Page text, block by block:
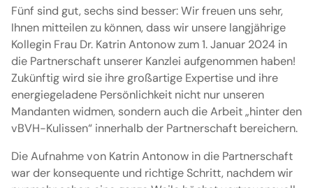
Fünf sind gut, sechs sind besser: Wir freuen uns sehr,
Ihnen mitteilen zu können, dass wir unsere langjährige
Kollegin Frau Dr. Katrin Antonow zum 1. Januar 2024 in
die Partnerschaft unserer Kanzlei aufgenommen haben!
Zukünftig wird sie ihre großartige Expertise und ihre
energiegeladene Persönlichkeit nicht nur unseren
Mandanten widmen, sondern auch die Arbeit „hinter den
vBVH-Kulissen“ innerhalb der Partnerschaft bereichern.
Die Aufnahme von Katrin Antonow in die Partnerschaft
war der konsequente und richtige Schritt, nachdem wir